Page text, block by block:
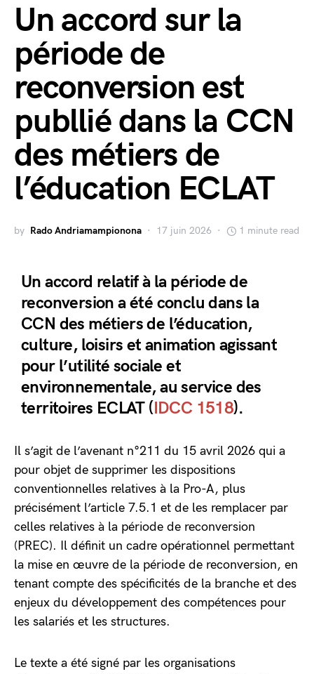
Un accord sur la
période de
reconversion est
publlié dans la CCN
des métiers de
l’éducation ECLAT
by Rado Andriamampionona 17 juin 2026 1 minute read
Un accord relatif à la période de
reconversion a été conclu dans la
CCN des métiers de l’éducation,
culture, loisirs et animation agissant
pour l’utilité sociale et
environnementale, au service des
territoires ECLAT (IDCC 1518).
Il s’agit de l’avenant n°211 du 15 avril 2026 qui a
pour objet de supprimer les dispositions
conventionnelles relatives à la Pro-A, plus
précisément l’article 7.5.1 et de les remplacer par
celles relatives à la période de reconversion
(PREC). Il définit un cadre opérationnel permettant
la mise en œuvre de la période de reconversion, en
tenant compte des spécificités de la branche et des
enjeux du développement des compétences pour
les salariés et les structures.
Le texte a été signé par les organisations